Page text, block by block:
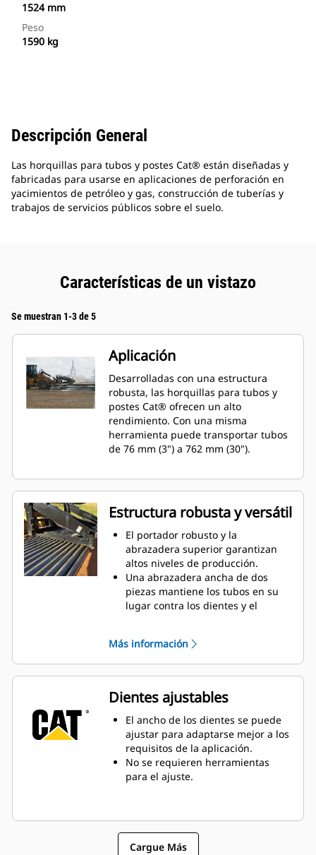
1524 mm
Peso
1590 kg
Descripción General
Las horquillas para tubos y postes Cat® están diseñadas y
fabricadas para usarse en aplicaciones de perforación en
yacimientos de petróleo y gas, construcción de tuberías y
trabajos de servicios públicos sobre el suelo.
Características de un vistazo
Se muestran 1-3 de 5
Aplicación
Desarrolladas con una estructura
robusta, las horquillas para tubos y
postes Cat® ofrecen un alto
rendimiento. Con una misma
herramienta puede transportar tubos
de 76 mm (3") a 762 mm (30").
Estructura robusta y versátil
El portador robusto y la
abrazadera superior garantizan
altos niveles de producción.
Una abrazadera ancha de dos
piezas mantiene los tubos en su
lugar contra los dientes y el
según el diámetro de los
materiales.
Es posible transportar uno o varios
troncos con el mismo diámetro al
mismo tiempo. Esto aumenta la
productividad.
Más información
Dientes ajustables
El ancho de los dientes se puede
ajustar para adaptarse mejor a los
requisitos de la aplicación.
No se requieren herramientas
para el ajuste.
Cargue Más